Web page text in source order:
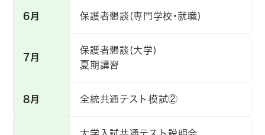
6月 保護者懇談(専門学校・就職)
7月
保護者懇談(大学)
夏期講習
8月 全統共通テスト模試②